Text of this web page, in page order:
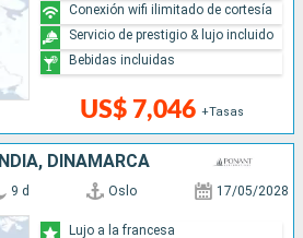
US$ 7,046 +Tasas
Conexión wifi ilimitado de cortesía
Servicio de prestigio & lujo incluido
Bebidas incluidas
DINAMARCA
9 d Oslo 17/05/2028
Lujo a la francesa